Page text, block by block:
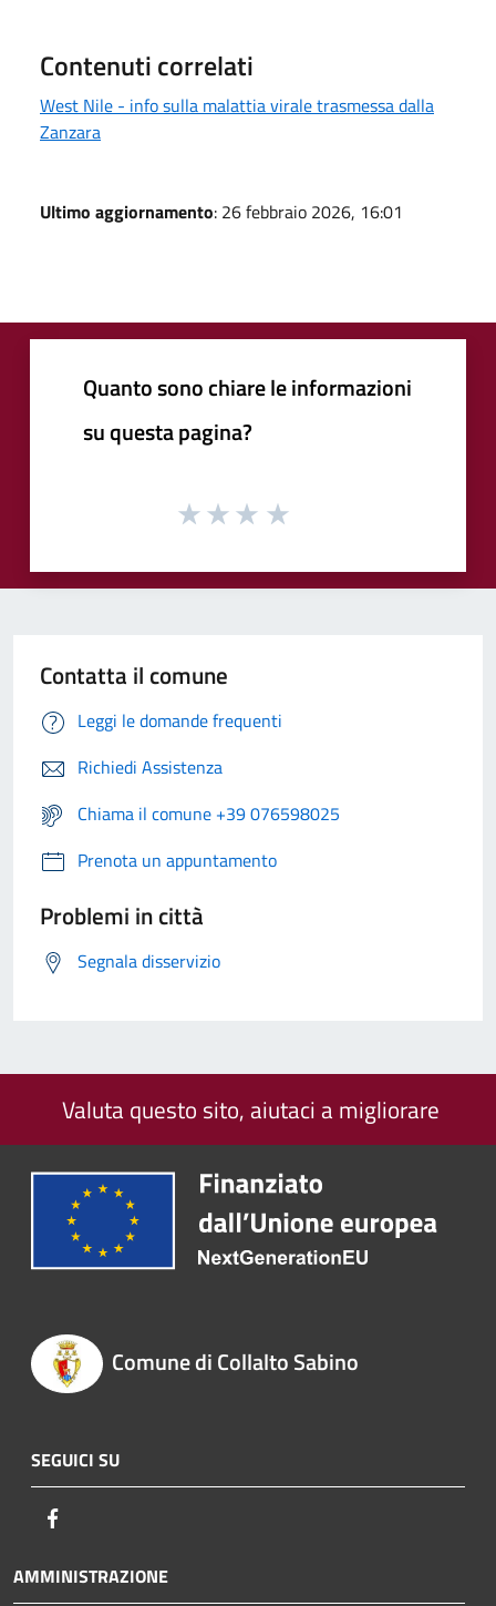
Contenuti correlati
West Nile - info sulla malattia virale trasmessa dalla
Zanzara
Ultimo aggiornamento: 26 febbraio 2026, 16:01
Quanto sono chiare le informazioni
su questa pagina?
Contatta il comune
Leggi le domande frequenti
Richiedi Assistenza
Chiama il comune +39 076598025
Prenota un appuntamento
Problemi in città
Segnala disservizio
Valuta questo sito, aiutaci a migliorare
Comune di Collalto Sabino
SEGUICI SU
AMMINISTRAZIONE